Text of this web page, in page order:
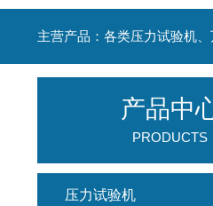
主营产品：各类压力试验机
产品中
PRODUCTS
压力试验机